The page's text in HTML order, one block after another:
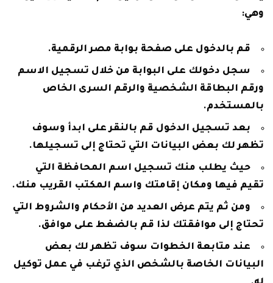
وهي:
قم بالدخول على صفحة بوابة مصر الرقمية.
سجل دخولك على البوابة من خلال تسجيل الاسم
ورقم البطاقة الشخصية والرقم السرى الخاص
بالمستخدم.
بعد تسجيل الدخول قم بالنقر على ابدأ وسوف
تظهر لك بعض البيانات التي تحتاج إلى تسجيلها.
حيث يطلب منك تسجيل اسم المحافظة التي
تقيم فيها ومكان إقامتك واسم المكتب القريب منك.
ومن ثم يتم عرض العديد من الأحكام والشروط التي
تحتاج إلى موافقتك لذا قم بالضغط على موافق.
عند متابعة الخطوات سوف تظهر لك بعض
البيانات الخاصة بالشخص الذي ترغب في عمل توكيل